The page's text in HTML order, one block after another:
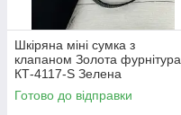
Шкіряна міні сумка з
клапаном Золота фурнітура
КТ-4117-S Зелена
Готово до відправки